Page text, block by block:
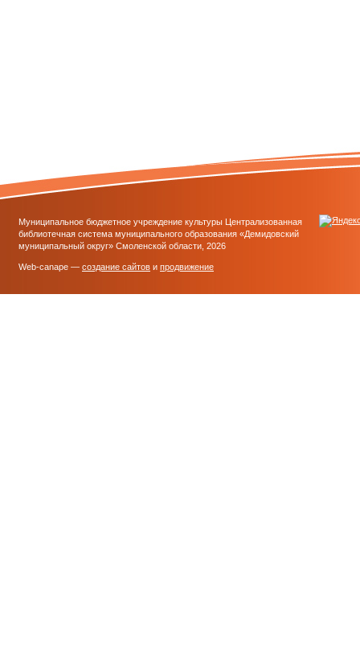
Муниципальное бюджетное учреждение культуры Централизованная
библиотечная система муниципального образования «Демидовский
муниципальный округ» Смоленской области, 2026
Web-canape — создание сайтов и продвижение